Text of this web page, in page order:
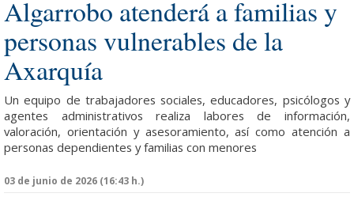
Algarrobo atenderá a familias y
personas vulnerables de la
Axarquía
Un equipo de trabajadores sociales, educadores, psicólogos y
agentes administrativos realiza labores de información,
valoración, orientación y asesoramiento, así como atención a
personas dependientes y familias con menores
03 de junio de 2026 (16:43 h.)